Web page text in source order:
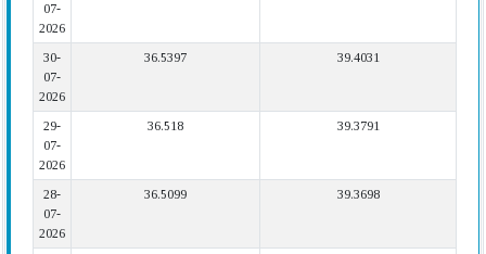
07-
2026
30-
07-
2026
36.5397 39.4031
29-
07-
2026
36.518 39.3791
28-
07-
2026
36.5099 39.3698